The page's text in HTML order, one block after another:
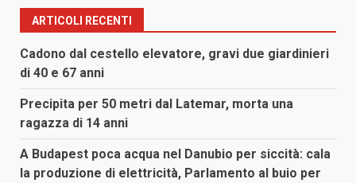
ARTICOLI RECENTI
Cadono dal cestello elevatore, gravi due giardinieri
di 40 e 67 anni
Precipita per 50 metri dal Latemar, morta una
ragazza di 14 anni
A Budapest poca acqua nel Danubio per siccità: cala
la produzione di elettricità, Parlamento al buio per